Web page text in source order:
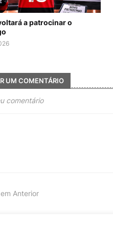
a patrocinar o
UM COMENTÁRIO
comentário
Anterior